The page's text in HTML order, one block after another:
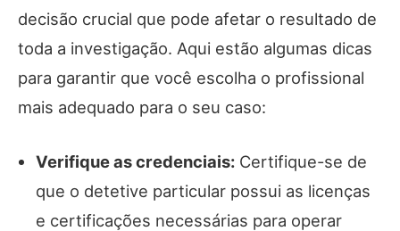
decisão crucial que pode afetar o resultado de
toda a investigação. Aqui estão algumas dicas
para garantir que você escolha o profissional
mais adequado para o seu caso:
Verifique as credenciais: Certifique-se de
que o detetive particular possui as licenças
e certificações necessárias para operar